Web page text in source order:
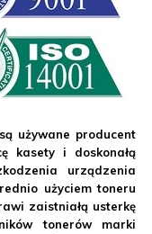
używane producent
kasety i doskonałą
urządzenia
użyciem toneru
zaistniałą usterkę
tonerów marki